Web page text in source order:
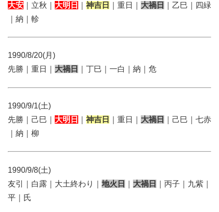
大安 ｜立秋｜ 大明日 神吉日 ｜重日｜ 大禍日
｜乙巳｜四緑
｜納｜軫
1990/8/20(月)
先勝｜重日｜ 大禍日 ｜丁巳｜一白｜納｜危
1990/9/1(土)
先勝｜己巳｜ 大明日 神吉日 ｜重日｜ 大禍日
｜己巳｜七赤
｜納｜柳
1990/9/8(土)
友引｜白露｜大土終わり｜ 地火日 大禍日
｜丙子｜九紫｜
平｜氏